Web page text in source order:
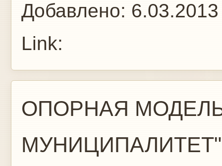
Добавлено: 6.03.2013
Link:
ОПОРНАЯ
МУНИЦИПАЛИТЕТ"